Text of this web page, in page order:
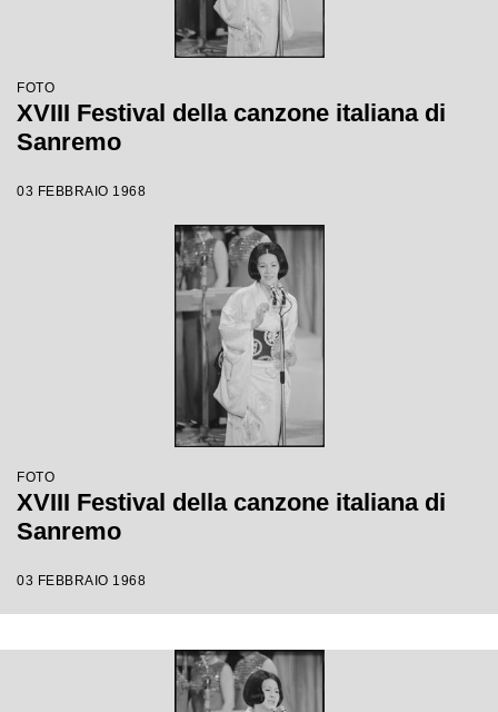
FOTO
XVIII Festival della canzone italiana di
Sanremo
03 FEBBRAIO 1968
FOTO
XVIII Festival della canzone italiana di
Sanremo
03 FEBBRAIO 1968